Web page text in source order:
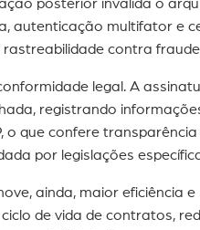
posterior invalida o
autenticação multifator e
contra
legal. A
registrando
o que confere
por legislações
ainda, maior eficiência
de vida de contratos,